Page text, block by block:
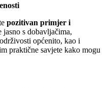
pozitivan primjer i
s dobavljačima,
općenito, kao i
praktične savjete kako mogu